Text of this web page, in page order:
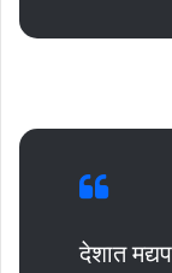
देशात